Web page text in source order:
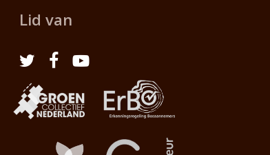
Lid van